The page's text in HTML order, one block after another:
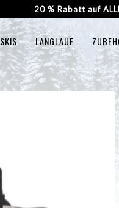
20 % Rabatt auf
SKIS LANGLAUF